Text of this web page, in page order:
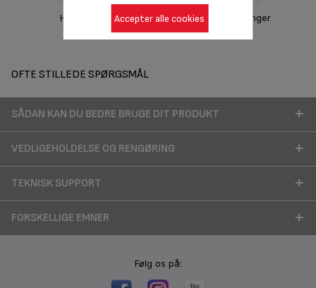
Hent manual Garantioplysninger
OFTE STILLEDE SPØRGSMÅL
SÅDAN KAN DU BEDRE BRUGE DIT PRODUKT
VEDLIGEHOLDELSE OG RENGØRING
TEKNISK SUPPORT
FORSKELLIGE EMNER
Følg os på:
Accepter alle cookies